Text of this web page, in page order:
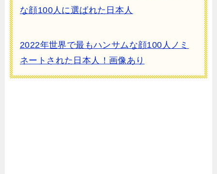
な顔100人に選ばれた日本人
2022年世界で最もハンサムな顔100人ノミ
ネートされた日本人！画像あり